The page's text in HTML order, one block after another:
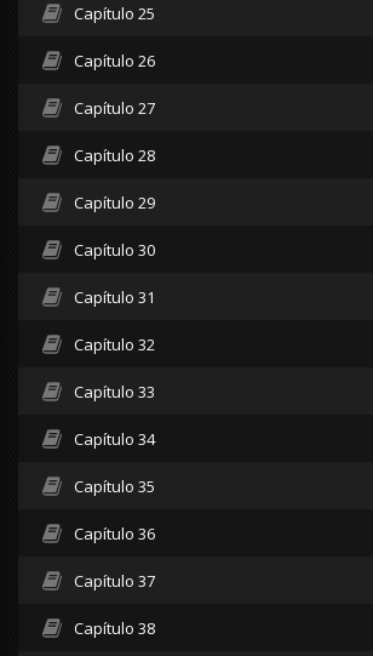
Capítulo 25
Capítulo 26
Capítulo 27
Capítulo 28
Capítulo 29
Capítulo 30
Capítulo 31
Capítulo 32
Capítulo 33
Capítulo 34
Capítulo 35
Capítulo 36
Capítulo 37
Capítulo 38